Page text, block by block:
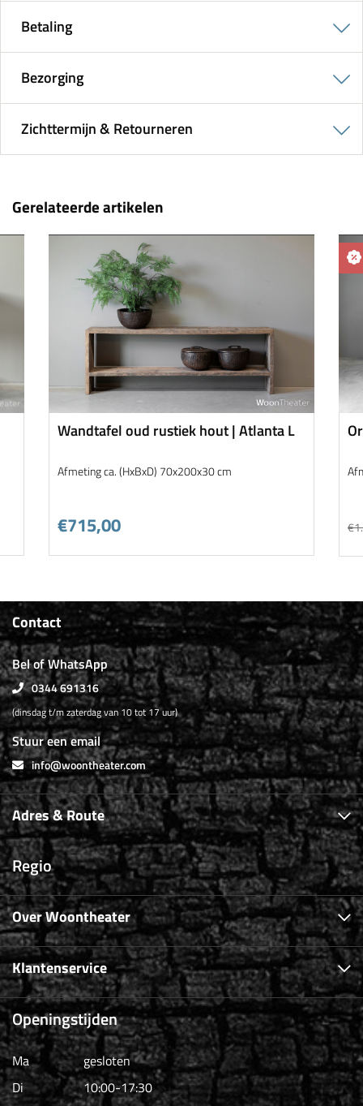
Betaling
Bezorging
Zichttermijn & Retourneren
Gerelateerde artikelen
Wandtafel oud rustiek hout | Atlanta L
Afmeting ca. (HxBxD) 70x200x30 cm
€715,00
Contact
Bel of WhatsApp
0344 691316
(dinsdag t/m zaterdag van 10 tot 17 uur)
Stuur een email
info@woontheater.com
Adres & Route
Regio
Over Woontheater
Klantenservice
Openingstijden
Ma
gesloten
Di
10:00-17:30